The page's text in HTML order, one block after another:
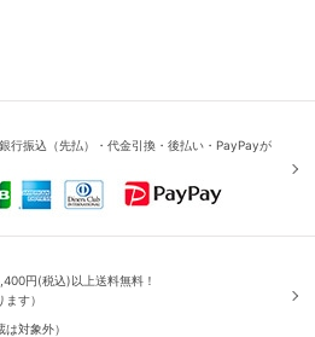
行振込（先払）・代金引換・後払い・PayPayが
円(税込)以上送料無料！
す）
対象外）